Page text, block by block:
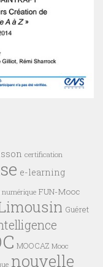
certification
e-learning
FUN-Mooc
Guéret
MOOCAZ Mooc
nouvelle